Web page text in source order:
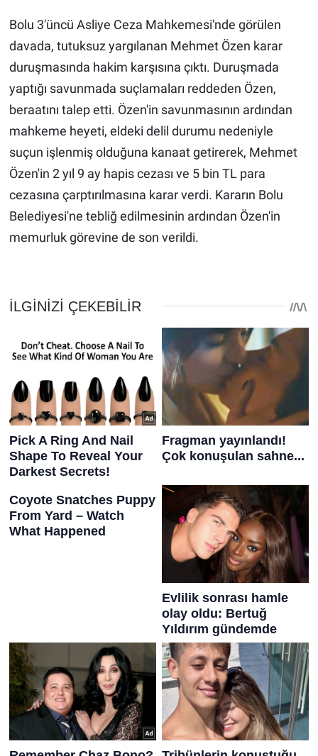
Bolu 3'üncü Asliye Ceza Mahkemesi'nde görülen
davada, tutuksuz yargılanan Mehmet Özen karar
duruşmasında hakim karşısına çıktı. Duruşmada
yaptığı savunmada suçlamaları reddeden Özen,
beraatını talep etti. Özen'in savunmasının ardından
mahkeme heyeti, eldeki delil durumu nedeniyle
suçun işlenmiş olduğuna kanaat getirerek, Mehmet
Özen'in 2 yıl 9 ay hapis cezası ve 5 bin TL para
cezasına çarptırılmasına karar verdi. Kararın Bolu
Belediyesi'ne tebliğ edilmesinin ardından Özen'in
memurluk görevine de son verildi.